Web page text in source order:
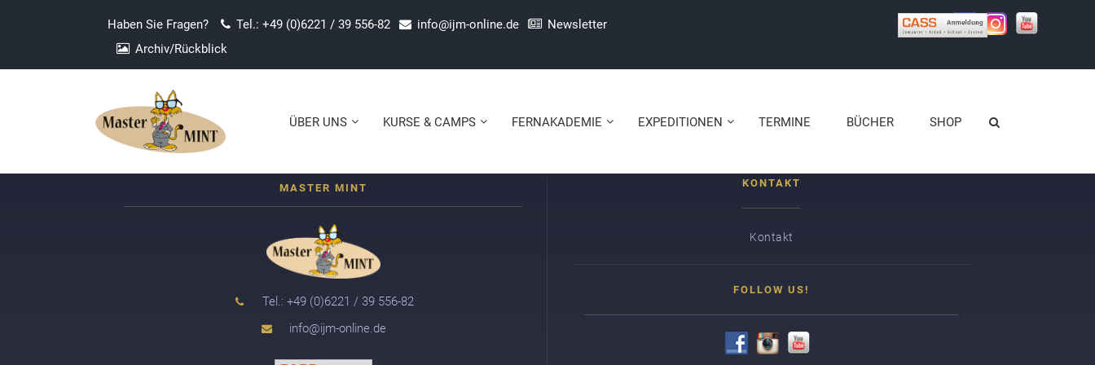
Haben Sie Fragen? Tel.: +49 (0)6221 / 39 556-82 info@ijm-online.de
Newsletter
Archiv/Rückblick
ÜBER UNS KURSE & CAMPS FERNAKADEMIE EXPEDITIONEN TERMINE BÜCHER SHOP
I am text block. Click edit button to change this text. Lorem ipsum dolor sit amet, consectetur adipiscing elit. Ut elit tellus, luctus nec ullamcorper mattis, pulvinar dapibus
leo.
Tel.: +49 (0)6221 / 39 556-82
info@ijm-online.de
KONTAKT
Kontakt
FOLLOW US!